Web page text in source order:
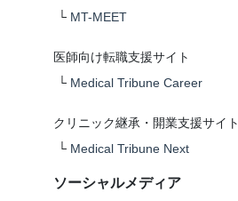
└ MT-MEET
医師向け転職支援サイト
└ Medical Tribune Career
クリニック継承・開業支援サイト
└ Medical Tribune Next
ソーシャルメディア